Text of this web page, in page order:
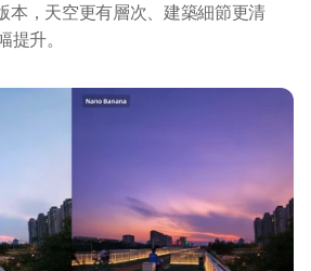
本，天空更有層次、建築細節更清
升。